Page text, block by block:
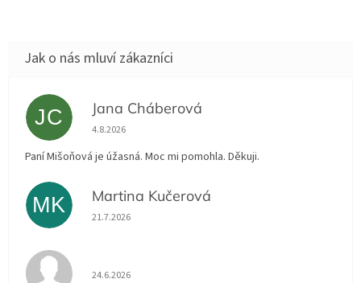
JC Jana Cháberová
Hodnocení obchodu je 5 z 5 hvězdiček.
4.8.2026
Paní Mišoňová je úžasná. Moc mi pomohla. Děkuji.
MK Martina Kučerová
Hodnocení obchodu je 5 z 5 hvězdiček.
21.7.2026
Hodnocení obchodu je 5 z 5 hvězdiček.
24.6.2026